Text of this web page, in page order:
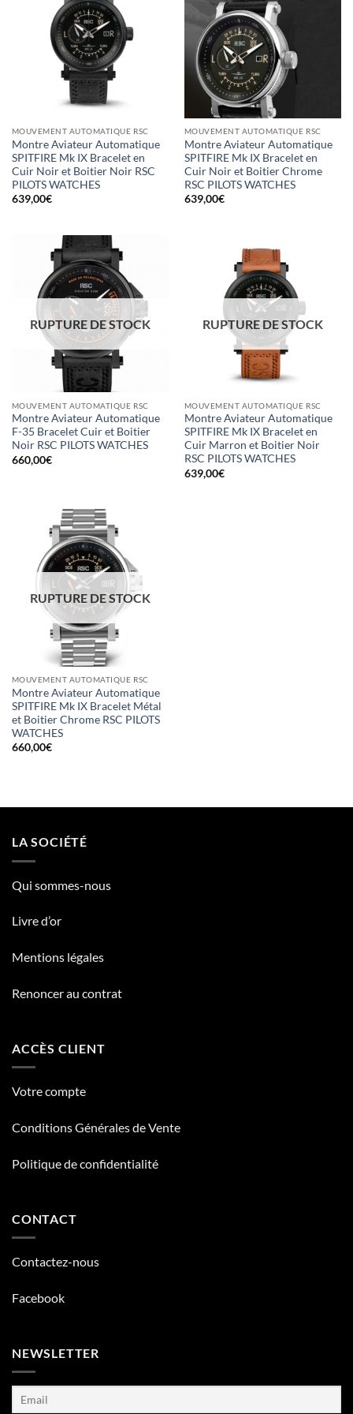
MOUVEMENT AUTOMATIQUE RSC
Montre Aviateur Automatique
SPITFIRE Mk IX Bracelet en
Cuir Noir et Boitier Noir RSC
PILOTS WATCHES
639,00€
MOUVEMENT AUTOMATIQUE RSC
Montre Aviateur Automatique
SPITFIRE Mk IX Bracelet en
Cuir Noir et Boitier Chrome
RSC PILOTS WATCHES
639,00€
RUPTURE DE STOCK
MOUVEMENT AUTOMATIQUE RSC
Montre Aviateur Automatique
F-35 Bracelet Cuir et Boitier
Noir RSC PILOTS WATCHES
660,00€
RUPTURE DE STOCK
MOUVEMENT AUTOMATIQUE RSC
Montre Aviateur Automatique
SPITFIRE Mk IX Bracelet en
Cuir Marron et Boitier Noir
RSC PILOTS WATCHES
639,00€
RUPTURE DE STOCK
MOUVEMENT AUTOMATIQUE RSC
Montre Aviateur Automatique
SPITFIRE Mk IX Bracelet Métal
et Boitier Chrome RSC PILOTS
WATCHES
660,00€
LA SOCIÉTÉ
Qui sommes-nous
Livre d’or
Mentions légales
Renoncer au contrat
ACCÈS CLIENT
Votre compte
Conditions Générales de Vente
Politique de confidentialité
CONTACT
Contactez-nous
Facebook
NEWSLETTER